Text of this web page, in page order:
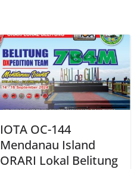
IOTA OC-144
Mendanau Island
ORARI Lokal Belitung